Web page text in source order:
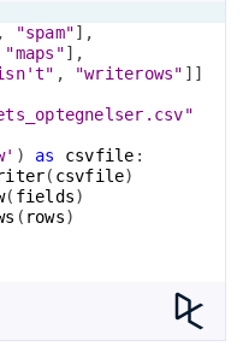
, "spam"] ,
"maps"] ,
, "writerows" ]]
) as csvfile :
( csvfile)
( fields)
( rows)